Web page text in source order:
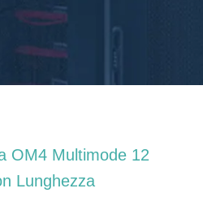
OM4 Multimode 12
Lunghezza